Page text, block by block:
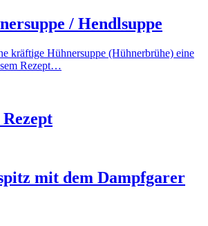
/ Hendlsuppe
kräftige Hühnersuppe (Hühnerbrühe) eine
Rezept…
mit dem Dampfgarer